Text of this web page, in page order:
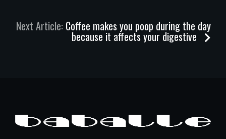
Next Article: Coffee makes you poop during the day
because it affects your digestive